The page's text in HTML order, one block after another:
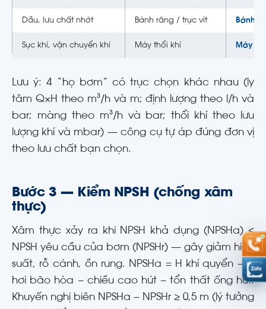
Dầu, lưu chất nhớt Bánh răng / trục vít Bánh
Sục khí, vận chuyển khí Máy thổi khí Máy
Lưu ý: 4 “họ bơm” có trục chọn khác nhau (ly
tâm Q×H theo m³/h và m; định lượng theo l/h và
bar; màng theo m³/h và bar; thổi khí theo lưu
lượng khí và mbar) — công cụ tự áp đúng đơn vị
theo lưu chất bạn chọn.
Bước 3 — Kiểm NPSH (chống xâm
thực)
Xâm thực xảy ra khi NPSH khả dụng (NPSHa) ≤
NPSH yêu cầu của bơm (NPSHr) — gây giảm hiệu
suất, rỗ cánh, ồn rung. NPSHa = H khí quyển − H
hơi bão hòa − chiều cao hút − tổn thất ống hút.
Khuyến nghị biên NPSHa − NPSHr ≥ 0,5 m (lý tưởng